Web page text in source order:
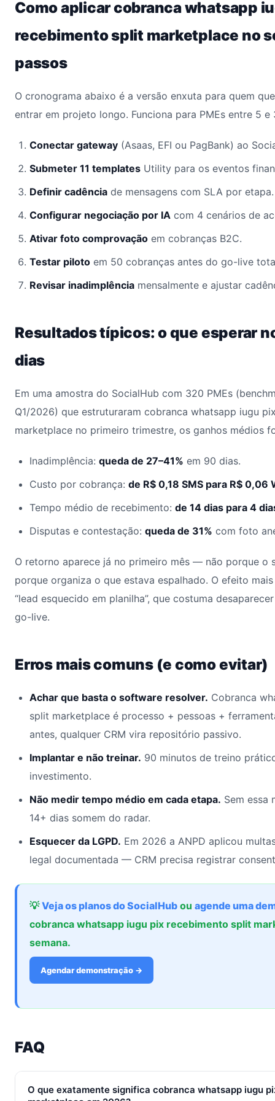
Como aplicar cobranca whatsapp
recebimento split marketplace no
passos
O cronograma abaixo é a versão enxuta para quem
entrar em projeto longo. Funciona para PMEs entre 5 e
Conectar gateway (Asaas, EFI ou PagBank) ao
Submeter 11 templates Utility para os eventos
Definir cadência de mensagens com SLA por etapa.
Configurar negociação por IA com 4 cenários de
Ativar foto comprovação em cobranças B2C.
Testar piloto em 50 cobranças antes do go-live
Revisar inadimplência mensalmente e ajustar
Resultados típicos: o que esperar
dias
Em uma amostra do SocialHub com 320 PMEs
Q1/2026) que estruturaram cobranca whatsapp iugu
marketplace no primeiro trimestre, os ganhos médios
Inadimplência: queda de 27–41% em 90 dias.
Custo por cobrança: de R$ 0,18 SMS para R$ 0,06
Tempo médio de recebimento: de 14 dias para 4
Disputas e contestação: queda de 31% com foto
O retorno aparece já no primeiro mês — não porque o
porque organiza o que estava espalhado. O efeito
“lead esquecido em planilha”, que costuma
go-live.
Erros mais comuns (e como evitar)
Achar que basta o software resolver. Cobranca
split marketplace é processo + pessoas +
antes, qualquer CRM vira repositório passivo.
Implantar e não treinar. 90 minutos de treino
investimento.
Não medir tempo médio em cada etapa. Sem essa
14+ dias somem do radar.
Esquecer da LGPD. Em 2026 a ANPD aplicou
legal documentada — CRM precisa registrar
💡Veja os planos do SocialHub ou agende uma
cobranca whatsapp iugu pix recebimento split
semana.
Agendar demonstração →
FAQ
O que exatamente significa cobranca whatsapp iugu